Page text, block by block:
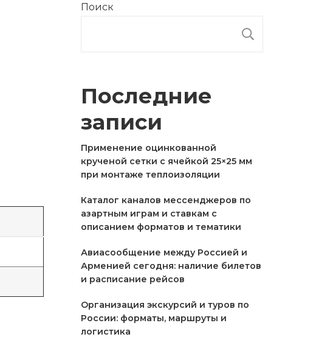
Поиск
Последние
записи
Применение оцинкованной
крученой сетки с ячейкой 25×25 мм
при монтаже теплоизоляции
Каталог каналов мессенджеров по
азартным играм и ставкам с
описанием форматов и тематики
Авиасообщение между Россией и
Арменией сегодня: наличие билетов
и расписание рейсов
Организация экскурсий и туров по
России: форматы, маршруты и
логистика